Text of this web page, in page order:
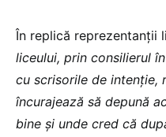
În replică reprezentanții
liceului, prin consilierul
cu scrisorile de intenție,
încurajează să depună
bine și unde cred că